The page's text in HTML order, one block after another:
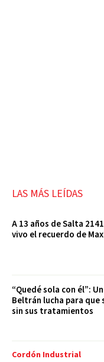
LAS MÁS LEÍDAS
A 13 años de Salta
vivo el recuerdo de
“Quedé sola con él”:
Beltrán lucha para que
sin sus tratamientos
Cordón Industrial